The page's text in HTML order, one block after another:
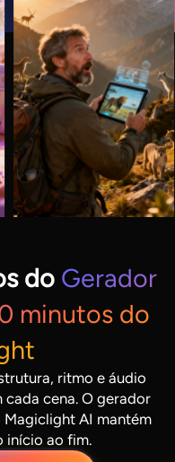
do Gerador
minutos do
ritmo e áudio
cada cena. O gerador
AI mantém
início ao fim.